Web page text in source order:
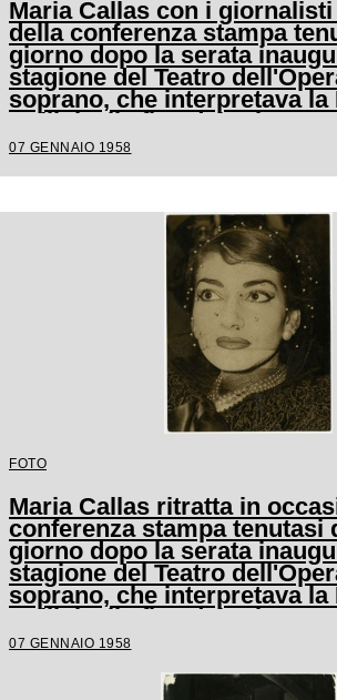
Maria Callas con i
della conferenza stampa
giorno dopo la serata
stagione del Teatro
soprano, che interpretava la
Bellini, alla fine del primo
camerino a causa di una
07 GENNAIO 1958
FOTO
Maria Callas ritratta in
conferenza stampa tenutasi
giorno dopo la serata
stagione del Teatro
soprano, che interpretava la
Bellini, alla fine del primo
camerino a causa di una
07 GENNAIO 1958